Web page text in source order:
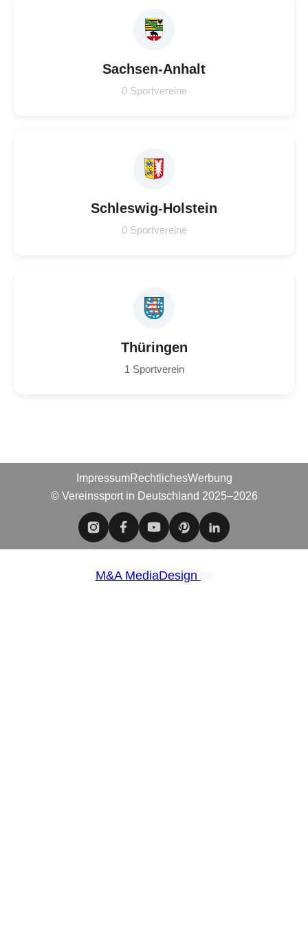
Sachsen-Anhalt
0 Sportvereine
Schleswig-Holstein
0 Sportvereine
Thüringen
1 Sportverein
ImpressumRechtlichesWerbung
© Vereinssport in Deutschland 2025–2026
M&A MediaDesign